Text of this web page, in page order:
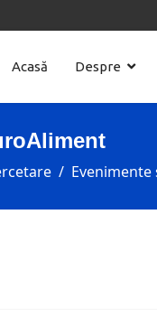
Acasă Despre